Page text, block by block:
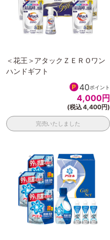
＜花王＞アタックＺＥＲＯワン
ハンドギフト
40ポイント
4,000円
(税込 4,400円)
完売いたしました